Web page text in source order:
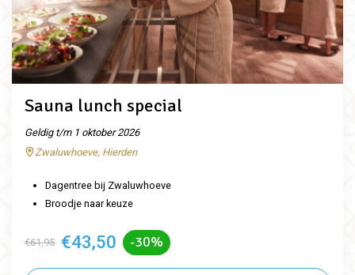
Sauna lunch special
Geldig t/m 1 oktober 2026
Zwaluwhoeve, Hierden
Dagentree bij Zwaluwhoeve
Broodje naar keuze
€61,95 €43,50 -30%